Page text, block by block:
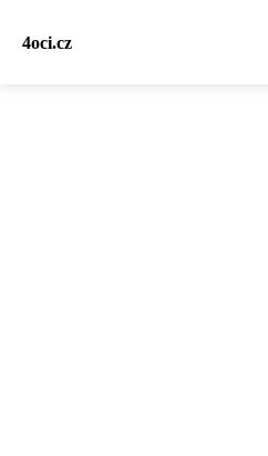
4oci.cz